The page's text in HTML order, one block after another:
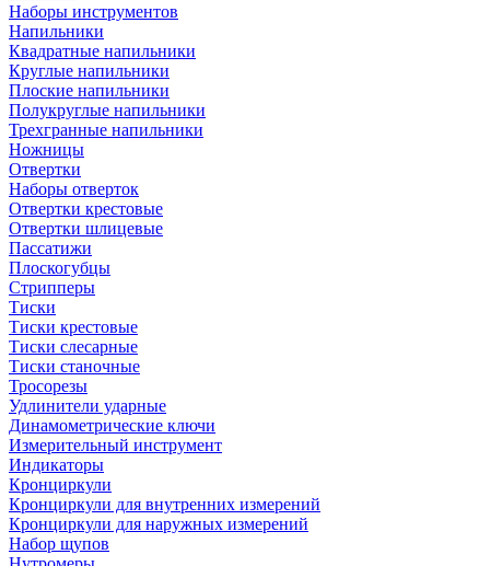
Наборы инструментов
Напильники
Квадратные напильники
Круглые напильники
Плоские напильники
Полукруглые напильники
Трехгранные напильники
Ножницы
Отвертки
Наборы отверток
Отвертки крестовые
Отвертки шлицевые
Пассатижи
Плоскогубцы
Стрипперы
Тиски
Тиски крестовые
Тиски слесарные
Тиски станочные
Тросорезы
Удлинители ударные
Динамометрические ключи
Измерительный инструмент
Индикаторы
Кронциркули
Кронциркули для внутренних измерений
Кронциркули для наружных измерений
Набор щупов